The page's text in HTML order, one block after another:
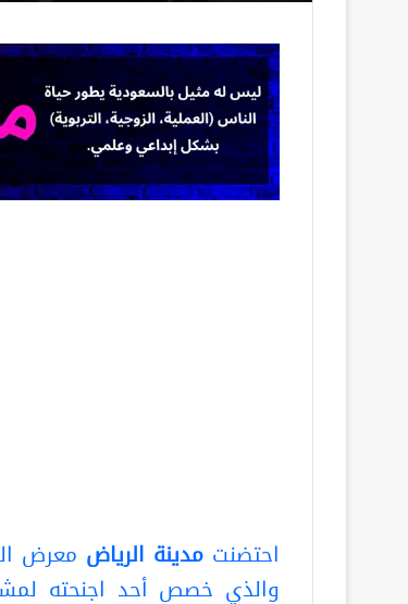
احتضنتمدينة الرياض معرض
والذي خصص أحد اجنحته